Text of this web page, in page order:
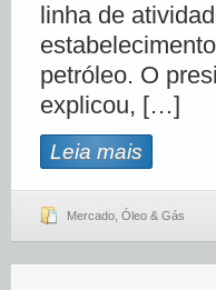
linha de
petróleo. O
explicou, […]
Leia mais
Mercado Óleo & Gás